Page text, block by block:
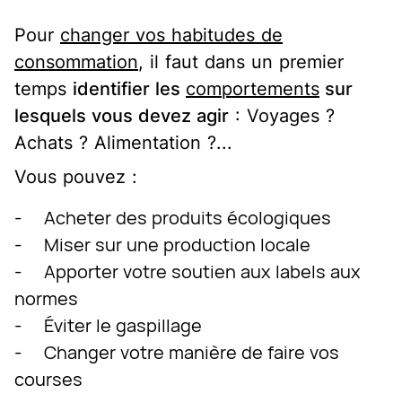
Pour changer vos habitudes de
consommation, il faut dans un premier
temps identifier les comportements sur
lesquels vous devez agir : Voyages ?
Achats ? Alimentation ?...
Vous pouvez :
- Acheter des produits écologiques
- Miser sur une production locale
- Apporter votre soutien aux labels aux
normes
- Éviter le gaspillage
- Changer votre manière de faire vos
courses